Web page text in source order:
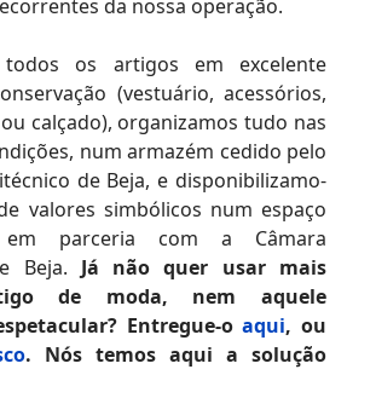
da nossa operação.
todos os artigos em excelente
(vestuário, acessórios,
calçado), organizamos tudo nas
num armazém cedido pelo
de Beja, e disponibilizamo-
valores simbólicos num espaço
em parceria com a Câmara
Beja. Já não quer usar mais
de moda, nem aquele
Entregue-oaqui, ou
. Nós temos aqui a solução